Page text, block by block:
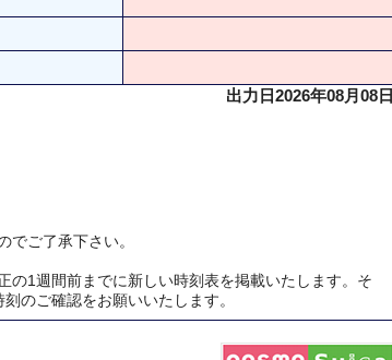
出力日2026年08月08日
ご了承下さい。
の1週間前までに新しい時刻表を掲載いたします。そ
のご確認をお願いいたします。